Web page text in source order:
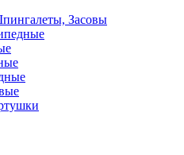
Засовы